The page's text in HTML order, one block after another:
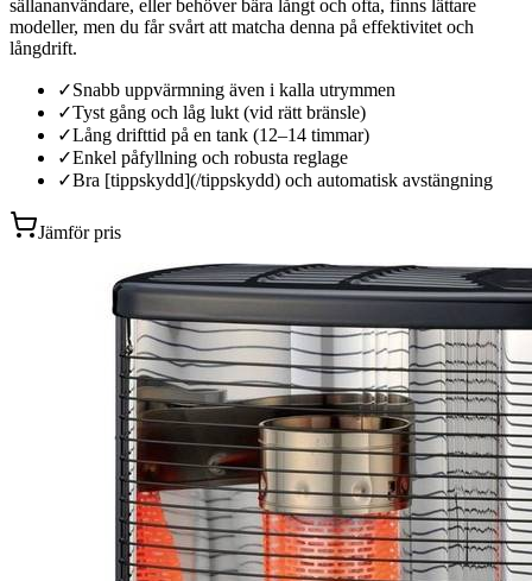
sällananvändare, eller behöver bära långt och ofta, finns lättare
modeller, men du får svårt att matcha denna på effektivitet och
långdrift.
✓Snabb uppvärmning även i kalla utrymmen
✓Tyst gång och låg lukt (vid rätt bränsle)
✓Lång drifttid på en tank (12–14 timmar)
✓Enkel påfyllning och robusta reglage
✓Bra [tippskydd](/tippskydd) och automatisk avstängning
Jämför pris